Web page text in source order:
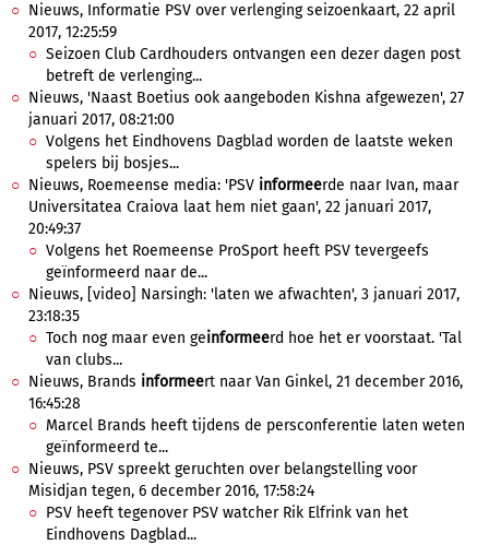
Nieuws, Informatie PSV over verlenging seizoenkaart, 22 april
2017, 12:25:59
Seizoen Club Cardhouders ontvangen een dezer dagen post
betreft de verlenging...
Nieuws, 'Naast Boetius ook aangeboden Kishna afgewezen', 27
januari 2017, 08:21:00
Volgens het Eindhovens Dagblad worden de laatste weken
spelers bij bosjes...
Nieuws, Roemeense media: 'PSV informeerde naar Ivan, maar
Universitatea Craiova laat hem niet gaan', 22 januari 2017,
20:49:37
Volgens het Roemeense ProSport heeft PSV tevergeefs
geïnformeerd naar de...
Nieuws, [video] Narsingh: 'laten we afwachten', 3 januari 2017,
23:18:35
Toch nog maar even geinformeerd hoe het er voorstaat. 'Tal
van clubs...
Nieuws, Brands informeert naar Van Ginkel, 21 december 2016,
16:45:28
Marcel Brands heeft tijdens de persconferentie laten weten
geïnformeerd te...
Nieuws, PSV spreekt geruchten over belangstelling voor
Misidjan tegen, 6 december 2016, 17:58:24
PSV heeft tegenover PSV watcher Rik Elfrink van het
Eindhovens Dagblad...